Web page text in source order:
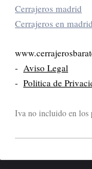
Cerrajeros madrid
Cerrajeros en madrid
- Aviso Legal
- Politica de
Iva no incluido en los